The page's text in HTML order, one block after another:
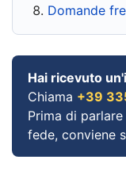
Domande
Hai ricevuto
Chiama +39
Prima di
fede, conviene